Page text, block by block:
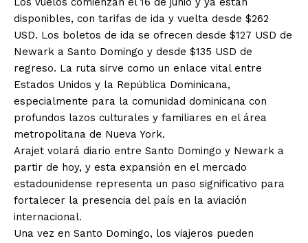
disponibles, con tarifas de ida y vuelta desde $262
USD. Los boletos de ida se ofrecen desde $127 USD de
Newark a Santo Domingo y desde $135 USD de
regreso. La ruta sirve como un enlace vital entre
Estados Unidos y la República Dominicana,
especialmente para la comunidad dominicana con
profundos lazos culturales y familiares en el área
metropolitana de Nueva York.
Arajet volará diario entre Santo Domingo y Newark a
partir de hoy, y esta expansión en el mercado
estadounidense representa un paso significativo para
fortalecer la presencia del país en la aviación
internacional.
Una vez en Santo Domingo, los viajeros pueden